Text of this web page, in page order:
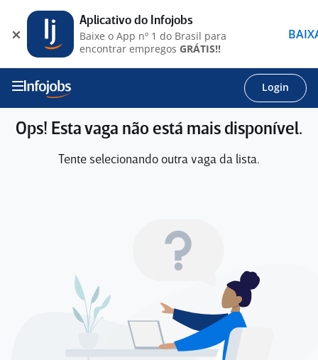
Login
Ops! Esta vaga não está mais disponível.
Tente selecionando outra vaga da lista.
Aplicativo do Infojobs
Baixe o App nº 1 do Brasil para
encontrar empregos GRÁTIS!!